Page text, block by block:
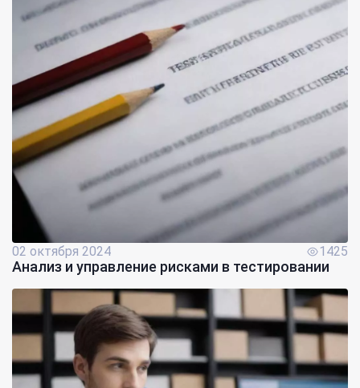
02 октября 2024 1425
Анализ и управление рисками в тестировании